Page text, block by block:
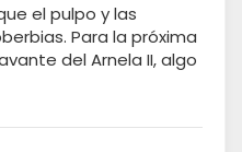
el pulpo y las
Para la próxima
del Arnela II, algo